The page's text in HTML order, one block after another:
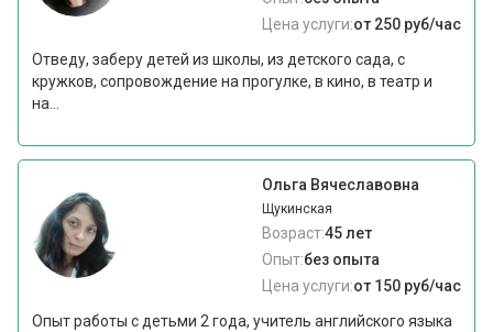
Цена услуги:от 250 руб/час
Отведу, заберу детей из школы, из детского сада, с
кружков, сопровождение на прогулке, в кино, в театр и
на...
Ольга Вячеславовна
Щукинская
Возраст:45 лет
Опыт:без опыта
Цена услуги:от 150 руб/час
Опыт работы с детьми 2 года, учитель английского языка